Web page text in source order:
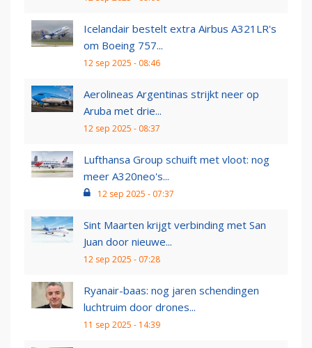
Icelandair bestelt extra Airbus A321LR's
om Boeing 757...
12 sep 2025 - 08:46
Aerolineas Argentinas strijkt neer op
Aruba met drie...
12 sep 2025 - 08:37
Lufthansa Group schuift met vloot: nog
meer A320neo's...
12 sep 2025 - 07:37
Sint Maarten krijgt verbinding met San
Juan door nieuwe...
12 sep 2025 - 07:28
Ryanair-baas: nog jaren schendingen
luchtruim door drones...
11 sep 2025 - 14:39